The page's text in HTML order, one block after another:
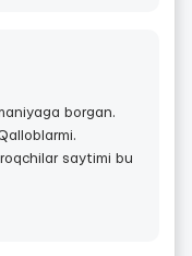
borgan.
saytimi bu